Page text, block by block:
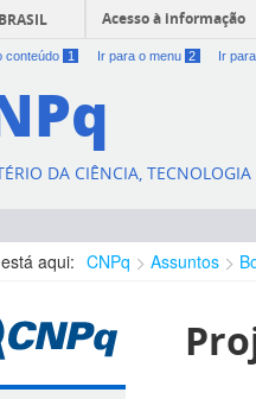
BRASIL Acesso à informação
conteúdo 1 Ir para o menu 2 Ir
DA CIÊNCIA, TECNOLOGIA
aqui: CNPq Assuntos